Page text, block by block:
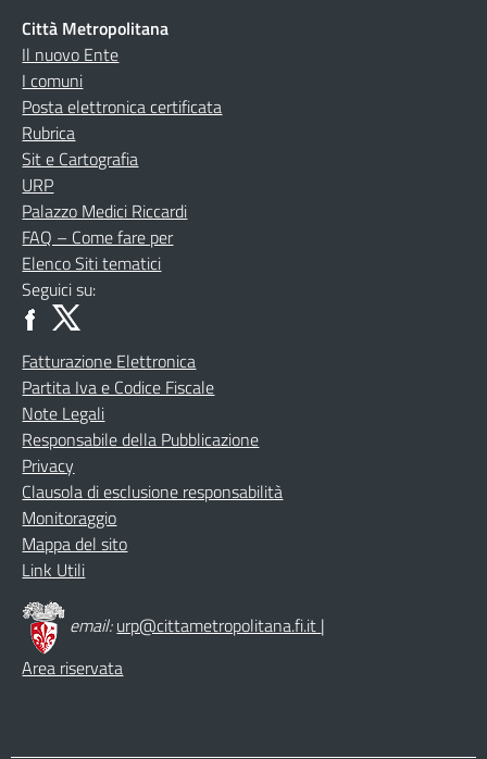
Città Metropolitana
Il nuovo Ente
I comuni
Posta elettronica certificata
Rubrica
Sit e Cartografia
URP
Palazzo Medici Riccardi
FAQ – Come fare per
Elenco Siti tematici
Seguici su:
Fatturazione Elettronica
Partita Iva e Codice Fiscale
Note Legali
Responsabile della Pubblicazione
Privacy
Clausola di esclusione responsabilità
Monitoraggio
Mappa del sito
Link Utili
email:urp@cittametropolitana.fi.it |
Area riservata